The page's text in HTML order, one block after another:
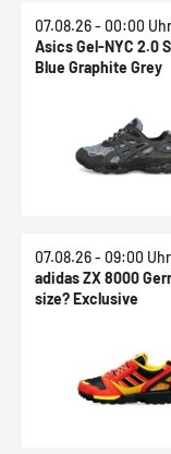
07.08.26 - 00:00 Uhr
Asics Gel-NYC 2.0
Blue Graphite Grey
07.08.26 - 09:00 Uhr
adidas ZX 8000
size? Exclusive